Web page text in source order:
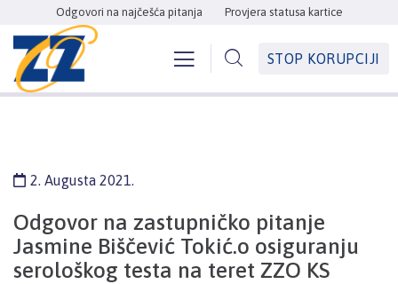
Odgovori na najčešća pitanja Provjera statusa kartice
STOP KORUPCIJI
2. Augusta 2021.
Odgovor na zastupničko pitanje
Jasmine Biščević Tokić.o osiguranju
serološkog testa na teret ZZO KS